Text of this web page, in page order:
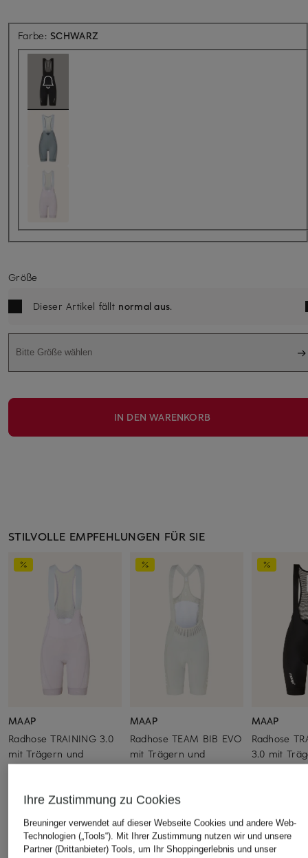
Farbe: SCHWARZ
Größe
Dieser Artikel fällt normal aus.
Bitte Größe wählen
IN DEN WARENKORB
STILVOLLE EMPFEHLUNGEN FÜR SIE
MAAP
Radhose TRAINING 3.0
mit Trägern und
Ursprünglich:CHF 249
MAAP
Radhose TEAM BIB EVO
mit Trägern und
Ursprünglich:
MAAP
Radhose
3.0 mit
Ihre Zustimmung zu Cookies
Breuninger verwendet auf dieser Webseite Cookies und andere Web-
Technologien („Tools“). Mit Ihrer Zustimmung nutzen wir und unsere
Partner (Drittanbieter) Tools, um Ihr Shoppingerlebnis und unser